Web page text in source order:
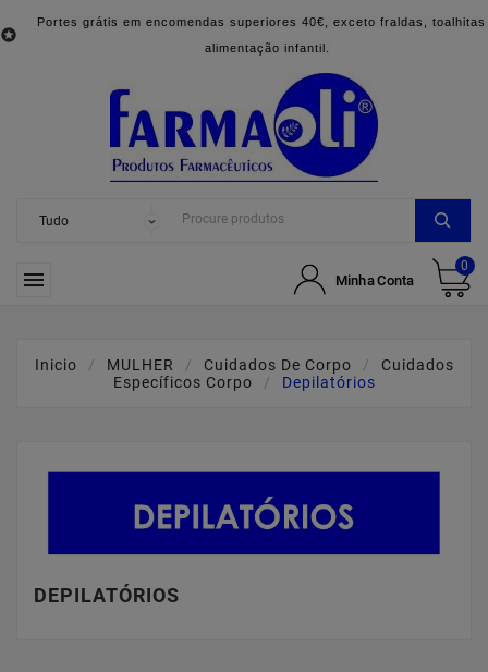

Portes grátis em encomendas superiores 40€, exceto fraldas, toalhitas
alimentação infantil.
 Minha Conta
0
Inicio MULHER Cuidados De Corpo
Cuidados
Específicos Corpo
Depilatórios
DEPILATÓRIOS